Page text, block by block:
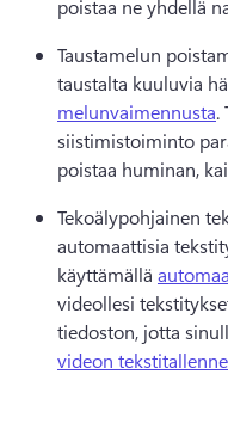
poistaa ne yhdellä
Taustamelun
taustalta kuuluvia
melunvaimennusta.
siistimistoiminto
poistaa huminan,
Tekoälypohjainen
automaattisia
käyttämällä
videollesi
tiedoston, jotta
videon tekstitallenne